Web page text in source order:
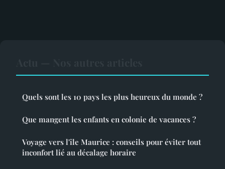
Quels sont les 10 pays les plus heureux du monde ?
Que mangent les enfants en colonie de vacances ?
Voyage vers l'île Maurice : conseils pour éviter tout
inconfort lié au décalage horaire